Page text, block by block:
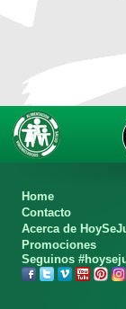
Home
Contacto
Acerca de
Promociones
Seguinos